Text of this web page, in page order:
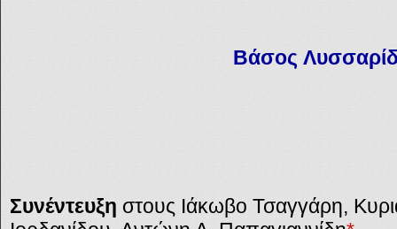
Βάσος
Συνέντευξη στους Ιάκωβο Τσαγγάρη,